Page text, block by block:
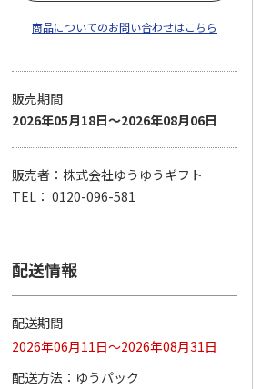
商品についてのお問い合わせはこちら
販売期間
2026年05月18日～2026年08月06日
販売者：株式会社ゆうゆうギフト
TEL： 0120-096-581
配送情報
配送期間
2026年06月11日～2026年08月31日
配送方法
ゆうパック